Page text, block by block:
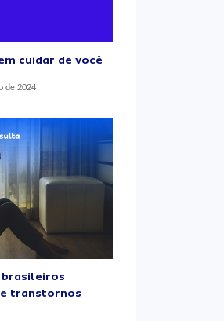
cuidar de você
de 2024
brasileiros
transtornos